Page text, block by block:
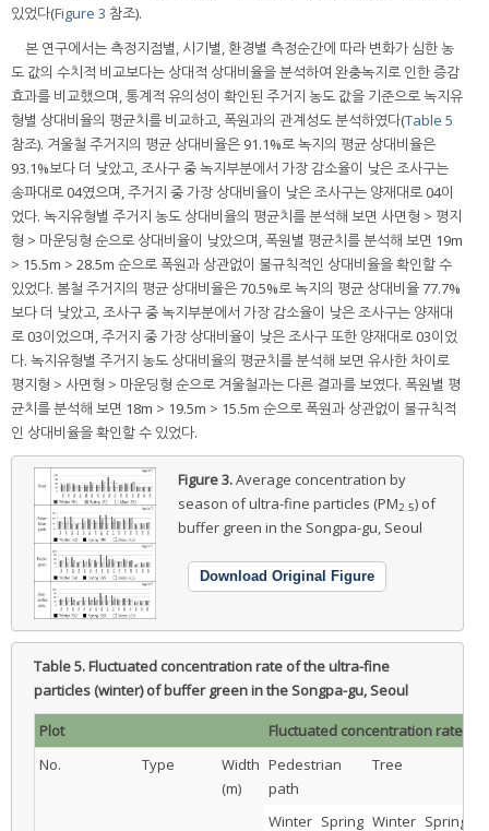
있었다(Figure 3 참조).
본 연구에서는 측정지점별, 시기별, 환경별 측정순간에 따라 변화가 심한 농
도 값의 수치적 비교보다는 상대적 상대비율을 분석하여 완충녹지로 인한 증감
효과를 비교했으며, 통계적 유의성이 확인된 주거지 농도 값을 기준으로 녹지유
형별 상대비율의 평균치를 비교하고, 폭원과의 관계성도 분석하였다(Table 5
참조). 겨울철 주거지의 평균 상대비율은 91.1%로 녹지의 평균 상대비율은
93.1%보다 더 낮았고, 조사구 중 녹지부분에서 가장 감소율이 낮은 조사구는
송파대로 04였으며, 주거지 중 가장 상대비율이 낮은 조사구는 양재대로 04이
었다. 녹지유형별 주거지 농도 상대비율의 평균치를 분석해 보면 사면형 > 평지
형 > 마운딩형 순으로 상대비율이 낮았으며, 폭원별 평균치를 분석해 보면 19m
> 15.5m > 28.5m 순으로 폭원과 상관없이 불규칙적인 상대비율을 확인할 수
있었다. 봄철 주거지의 평균 상대비율은 70.5%로 녹지의 평균 상대비율 77.7%
보다 더 낮았고, 조사구 중 녹지부분에서 가장 감소율이 낮은 조사구는 양재대
로 03이었으며, 주거지 중 가장 상대비율이 낮은 조사구 또한 양재대로 03이었
다. 녹지유형별 주거지 농도 상대비율의 평균치를 분석해 보면 유사한 차이로
평지형 > 사면형 > 마운딩형 순으로 겨울철과는 다른 결과를 보였다. 폭원별 평
균치를 분석해 보면 18m > 19.5m > 15.5m 순으로 폭원과 상관없이 불규칙적
인 상대비율을 확인할 수 있었다.
Figure 3.Average concentration by
season of ultra-fine particles (PM2.5) of
buffer green in the Songpa-gu, Seoul
Download Original Figure
Table 5.Fluctuated concentration rate of the ultra-fine
particles (winter) of buffer green in the Songpa-gu, Seoul
Plot
Fluctuated concentration rate of
No.
Type
Width
(m)
Pedestrian
path
Tree
Winter Spring Winter Spring